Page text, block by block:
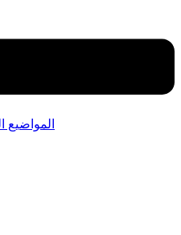
المواضيع